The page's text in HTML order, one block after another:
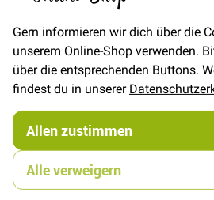
Gern informieren wir dich über die
unserem Online-Shop verwenden.
über die entsprechenden Buttons.
findest du in unserer
Allen zustimmen
Alle verweigern
VerfügbarkeitAuf Lager
10,00 €
€/METER (Freie Eingabe)
In den